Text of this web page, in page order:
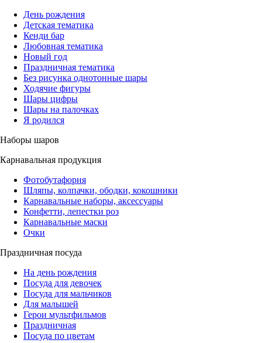
День рождения
Детская тематика
Кенди бар
Любовная тематика
Новый год
Праздничная тематика
Без рисунка однотонные шары
Ходячие фигуры
Шары цифры
Шары на палочках
Я родился
Наборы шаров
Карнавальная продукция
Фотобутафория
Шляпы, колпачки, ободки, кокошники
Карнавальные наборы, аксессуары
Конфетти, лепестки роз
Карнавальные маски
Очки
Праздничная посуда
На день рождения
Посуда для девочек
Посуда для мальчиков
Для малышей
Герои мультфильмов
Праздничная
Посуда по цветам